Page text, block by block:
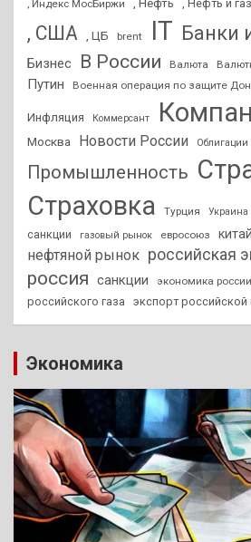
, Индекс МосБиржи , Нефть , Нефть и газ
, США , ЦБ brent IT Банки
Бизнес В России Валюта
Путин
Военная операция по защите
Инфляция Коммерсант
Москва Новости России Облигации
Промышленность
Страховка
Турция Украина
санкции
газовый рынок евросоюз китай
нефтяной рынок российская
россия санкции экономика россии
российского газа
экспорт российской
Экономика